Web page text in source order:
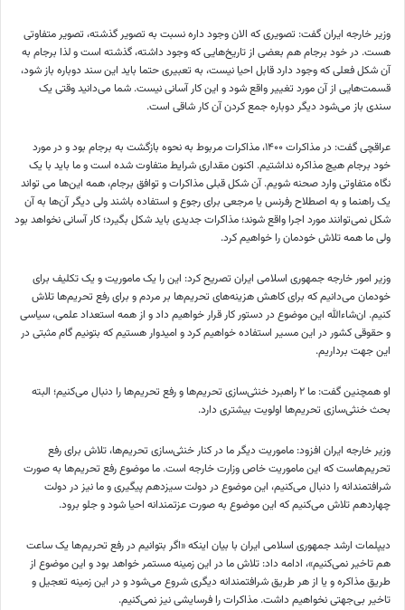
وزیر خارجه ایران گفت: تصویری که الان وجود داره نسبت به تصویر گذشته، تصویر متفاوتی
هست. در خود برجام هم بعضی از تاریخ‌هایی که وجود داشته، گذشته است و لذا برجام به
آن شکل فعلی که وجود دارد قابل احیا نیست، به تعبیری حتما باید این سند دوباره باز شود،
قسمت‌هایی از آن مورد تغییر واقع شود و این کار آسانی نیست. شما می‌دانید وقتی یک
سندی باز می‌شود دیگر دوباره جمع کردن آن کار شاقی است.
عراقچی گفت: در مذاکرات ۱۴۰۰، مذاکرات مربوط به نحوه بازگشت به برجام بود و در مورد
خود برجام هیچ مذاکره نداشتیم. اکنون مقداری شرایط متفاوت شده است و ما باید با یک
نگاه متفاوتی وارد صحنه شویم. آن شکل قبلی مذاکرات و توافق برجام، همه این‌ها می تواند
یک راهنما و به اصطلاح رفرنس یا مرجعی برای رجوع و استفاده باشند ولی دیگر آن‌ها به آن
شکل نمی‌توانند مورد اجرا واقع شوند؛ مذاکرات جدیدی باید شکل بگیرد؛ کار آسانی نخواهد بود
ولی ما همه تلاش خودمان را خواهیم کرد.
وزیر امور خارجه جمهوری اسلامی ایران تصریح کرد: این را یک ماموریت و یک تکلیف برای
خودمان می‌دانیم که برای کاهش هزینه‌های تحریم‌ها بر مردم و برای رفع تحریم‌ها تلاش
کنیم. ان‌شاءالله این موضوع در دستور کار قرار خواهیم داد و از همه استعداد علمی، سیاسی
و حقوقی کشور در این مسیر استفاده خواهیم کرد و امیدوار هستیم که بتونیم گام مثبتی در
این جهت برداریم.
او همچنین گفت: ما ۲ راهبرد خنثی‌سازی تحریم‌ها و رفع تحریم‌ها را دنبال می‌کنیم؛ البته
بحث خنثی‌سازی تحریم‌ها اولویت بیشتری دارد.
وزیر خارجه ایران افزود: ماموریت دیگر ما در کنار خنثی‌سازی تحریم‌ها، تلاش برای رفع
تحریم‌هاست که این ماموریت خاص وزارت خارجه است. ما موضوع رفع تحریم‌ها به صورت
شرافتمندانه را دنبال می‌کنیم، این موضوع در دولت سیزدهم پیگیری و ما نیز در دولت
چهاردهم تلاش می‌کنیم که این موضوع به صورت عزتمندانه احیا شود و جلو برود.
دیپلمات ارشد جمهوری اسلامی ایران با بیان اینکه «اگر بتوانیم در رفع تحریم‌ها یک ساعت
هم تاخیر نمی‌کنیم»، ادامه داد: تلاش ما در این زمینه مستمر خواهد بود و این موضوع از
طریق مذاکره و یا از هر طریق شرافتمندانه دیگری شروع می‌شود و در این زمینه تعجیل و
تاخیر بی‌جهتی نخواهیم داشت. مذاکرات را فرسایشی نیز نمی‌کنیم.